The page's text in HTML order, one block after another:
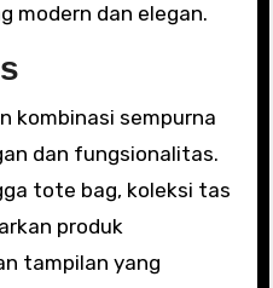
modern dan elegan.
kombinasi sempurna
dan fungsionalitas.
tote bag, koleksi tas
produk
tampilan yang